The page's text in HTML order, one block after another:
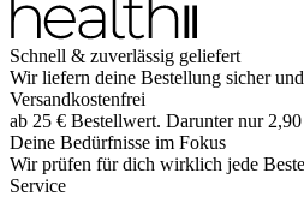
Schnell & zuverlässig geliefert
Wir liefern deine Bestellung sicher und
Versandkostenfrei
ab 25 € Bestellwert. Darunter nur 2,90
Deine Bedürfnisse im Fokus
Wir prüfen für dich wirklich jede
Service